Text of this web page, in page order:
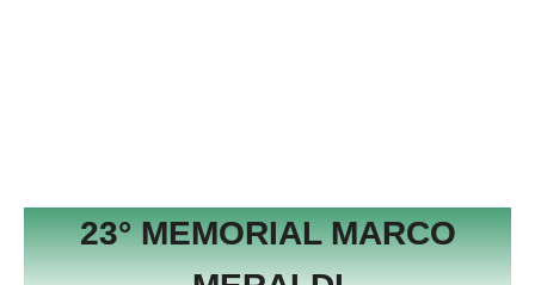
23° MEMORIAL MARCO